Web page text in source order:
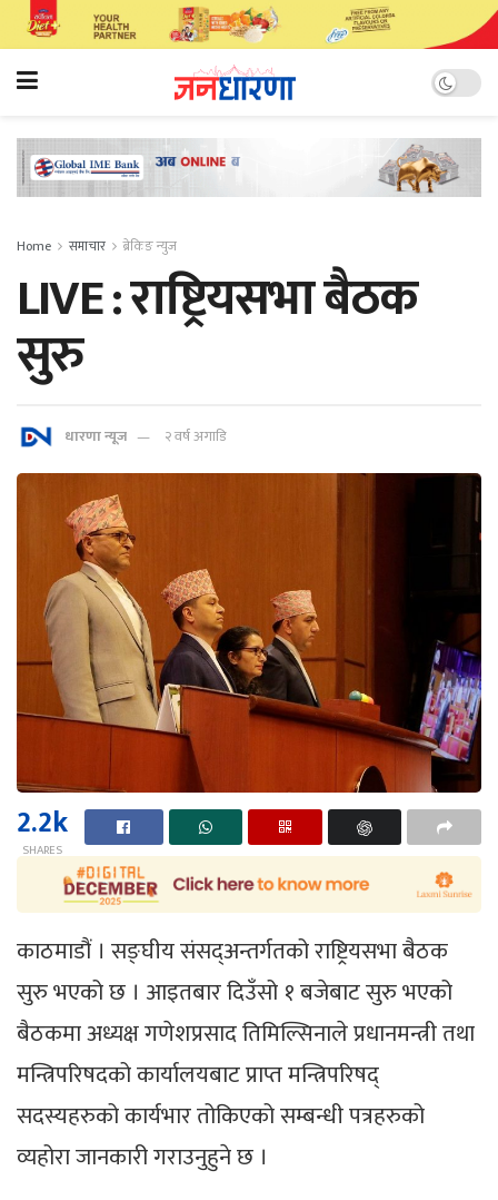
Home समाचार ब्रेकिङ न्युज
LIVE : राष्ट्रियसभा बैठक
सुरु
धारणा न्यूज २ वर्ष अगाडि
2.2k
SHARES
काठमाडौं । सङ्घीय संसद्अन्तर्गतको राष्ट्रियसभा बैठक
सुरु भएको छ । आइतबार दिउँसो १ बजेबाट सुरु भएको
बैठकमा अध्यक्ष गणेशप्रसाद तिमिल्सिनाले प्रधानमन्त्री तथा
मन्त्रिपरिषदको कार्यालयबाट प्राप्त मन्त्रिपरिषद्
सदस्यहरुको कार्यभार तोकिएको सम्बन्धी पत्रहरुको
व्यहोरा जानकारी गराउनुहुने छ ।